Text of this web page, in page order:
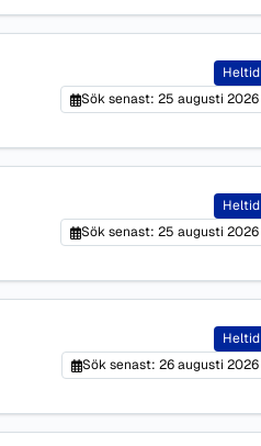
Heltid
Sök senast: 25 augusti 2026
Heltid
Sök senast: 25 augusti 2026
Heltid
Sök senast: 26 augusti 2026